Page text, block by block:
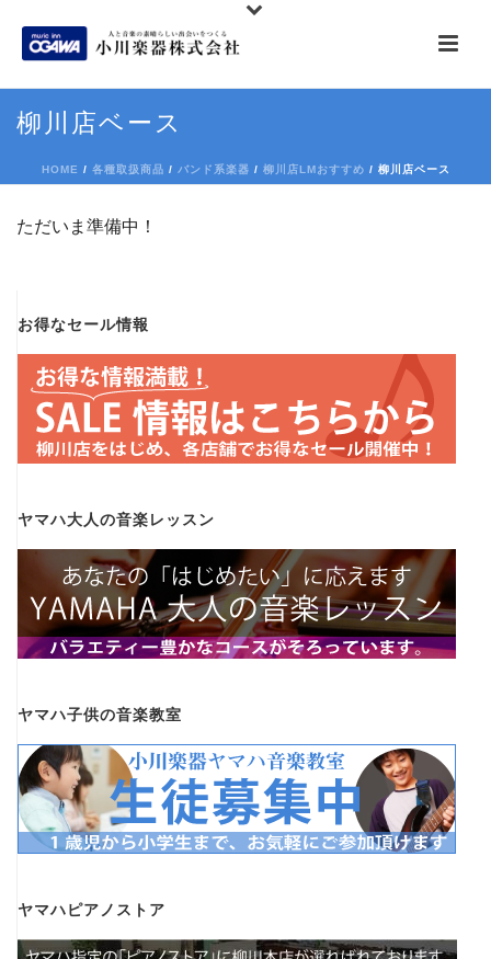
柳川店ベース
HOME / 各種取扱商品 / バンド系楽器 / 柳川店LMおすすめ / 柳川店ベース
ただいま準備中！
お得なセール情報
ヤマハ大人の音楽レッスン
ヤマハ子供の音楽教室
ヤマハピアノストア